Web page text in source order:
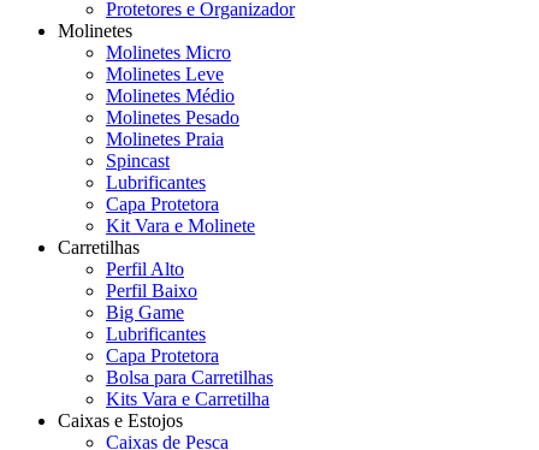
Protetores e Organizador
Molinetes
Molinetes Micro
Molinetes Leve
Molinetes Médio
Molinetes Pesado
Molinetes Praia
Spincast
Lubrificantes
Capa Protetora
Kit Vara e Molinete
Carretilhas
Perfil Alto
Perfil Baixo
Big Game
Lubrificantes
Capa Protetora
Bolsa para Carretilhas
Kits Vara e Carretilha
Caixas e Estojos
Caixas de Pesca